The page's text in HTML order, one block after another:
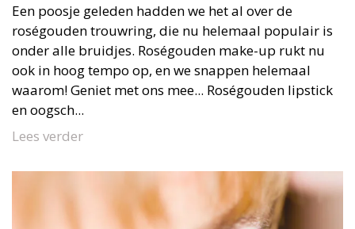
Een poosje geleden hadden we het al over de
roségouden trouwring, die nu helemaal populair is
onder alle bruidjes. Roségouden make-up rukt nu
ook in hoog tempo op, en we snappen helemaal
waarom! Geniet met ons mee... Roségouden lipstick
en oogsch...
Lees verder